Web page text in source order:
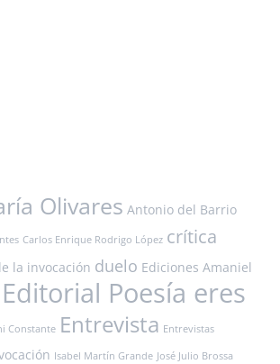
Olivares Antonio del Barrio
Carlos Enrique Rodrigo López crítica
la invocación duelo Ediciones Amaniel
Editorial Poesía eres
Constante Entrevista Entrevistas
Isabel Martín Grande José Julio Brossa